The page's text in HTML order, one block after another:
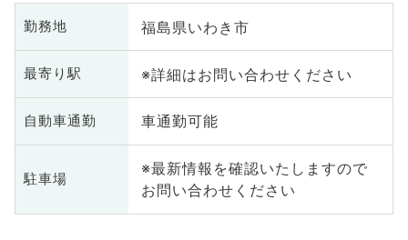
勤務地 福島県いわき市
最寄り駅 ※詳細はお問い合わせください
自動車通勤 車通勤可能
駐車場
※最新情報を確認いたしますので
お問い合わせください